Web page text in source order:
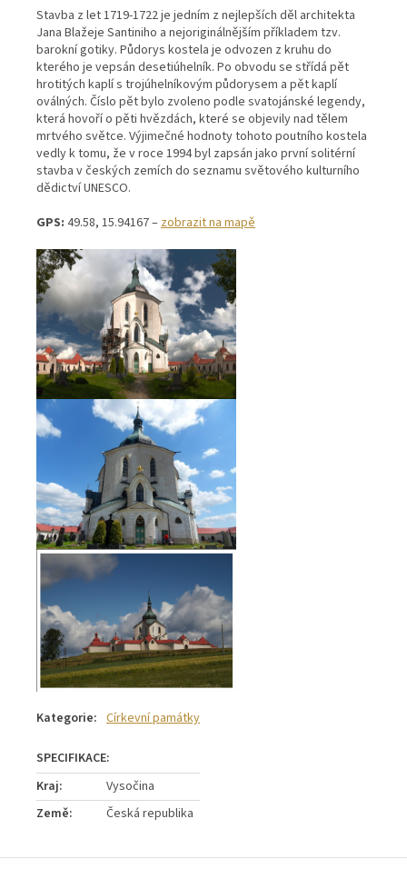
Stavba z let 1719-1722 je jedním z nejlepších děl architekta
Jana Blažeje Santiniho a nejoriginálnějším příkladem tzv.
barokní gotiky. Půdorys kostela je odvozen z kruhu do
kterého je vepsán desetiúhelník. Po obvodu se střídá pět
hrotitých kaplí s trojúhelníkovým půdorysem a pět kaplí
oválných. Číslo pět bylo zvoleno podle svatojánské legendy,
která hovoří o pěti hvězdách, které se objevily nad tělem
mrtvého světce. Výjimečné hodnoty tohoto poutního kostela
vedly k tomu, že v roce 1994 byl zapsán jako první solitérní
stavba v českých zemích do seznamu světového kulturního
dědictví UNESCO.
GPS: 49.58, 15.94167 –zobrazit na mapě
Kategorie: Církevní památky
Kraj:
Vysočina
Země: Česká republika